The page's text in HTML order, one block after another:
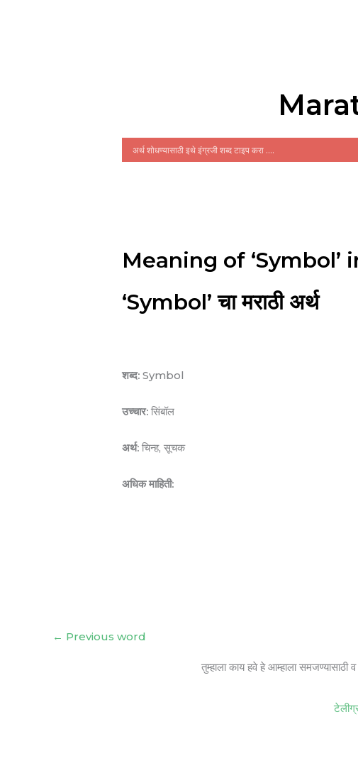
Meaning of ‘Symbol’
‘Symbol’ चा मराठी अर्थ
शब्द: Symbol
उच्चार: सिंबॉल
अर्थ: चिन्ह, सूचक
अधिक माहिती:
← Previous word
तुम्हाला काय हवे हे आम्हाला समजण्यासाठी